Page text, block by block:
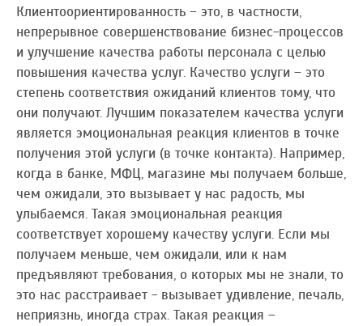
Клиентоориентированность – это, в частности,
непрерывное совершенствование бизнес-процессов
и улучшение качества работы персонала с целью
повышения качества услуг. Качество услуги – это
степень соответствия ожиданий клиентов тому, что
они получают. Лучшим показателем качества услуги
является эмоциональная реакция клиентов в точке
получения этой услуги (в точке контакта). Например,
когда в банке, МФЦ, магазине мы получаем больше,
чем ожидали, это вызывает у нас радость, мы
улыбаемся. Такая эмоциональная реакция
соответствует хорошему качеству услуги. Если мы
получаем меньше, чем ожидали, или к нам
предъявляют требования, о которых мы не знали, то
это нас расстраивает - вызывает удивление, печаль,
неприязнь, иногда страх. Такая реакция –